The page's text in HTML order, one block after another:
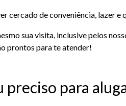
cercado de conveniência, lazer e
sua visita, inclusive pelos
prontos para te atender!
preciso para